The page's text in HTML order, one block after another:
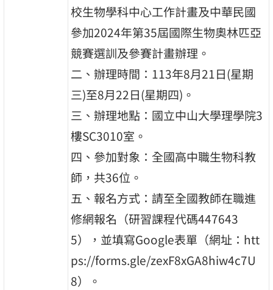
校生物學科中心工作計畫及中華民國
參加2024年第35屆國際生物奧林匹亞
競賽選訓及參賽計畫辦理。
二、辦理時間：113年8月21日(星期
三)至8月22日(星期四)。
三、辦理地點：國立中山大學理學院3
樓SC3010室。
四、參加對象：全國高中職生物科教
師，共36位。
五、報名方式：請至全國教師在職進
修網報名（研習課程代碼447643
5），並填寫Google表單（網址：htt
ps://forms.gle/zexF8xGA8hiw4c7U
8）。